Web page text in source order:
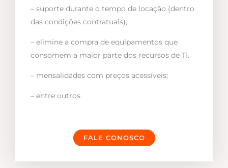
– suporte durante o tempo de locação (dentro
das condições contratuais);
– elimine a compra de equipamentos que
consomem a maior parte dos recursos de TI.
– mensalidades com preços acessíveis;
– entre outros.
FALE CONOSCO